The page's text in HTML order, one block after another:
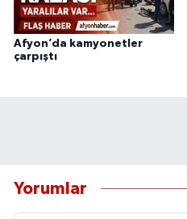
Afyon’da kamyonetler
çarpıştı
Yorumlar